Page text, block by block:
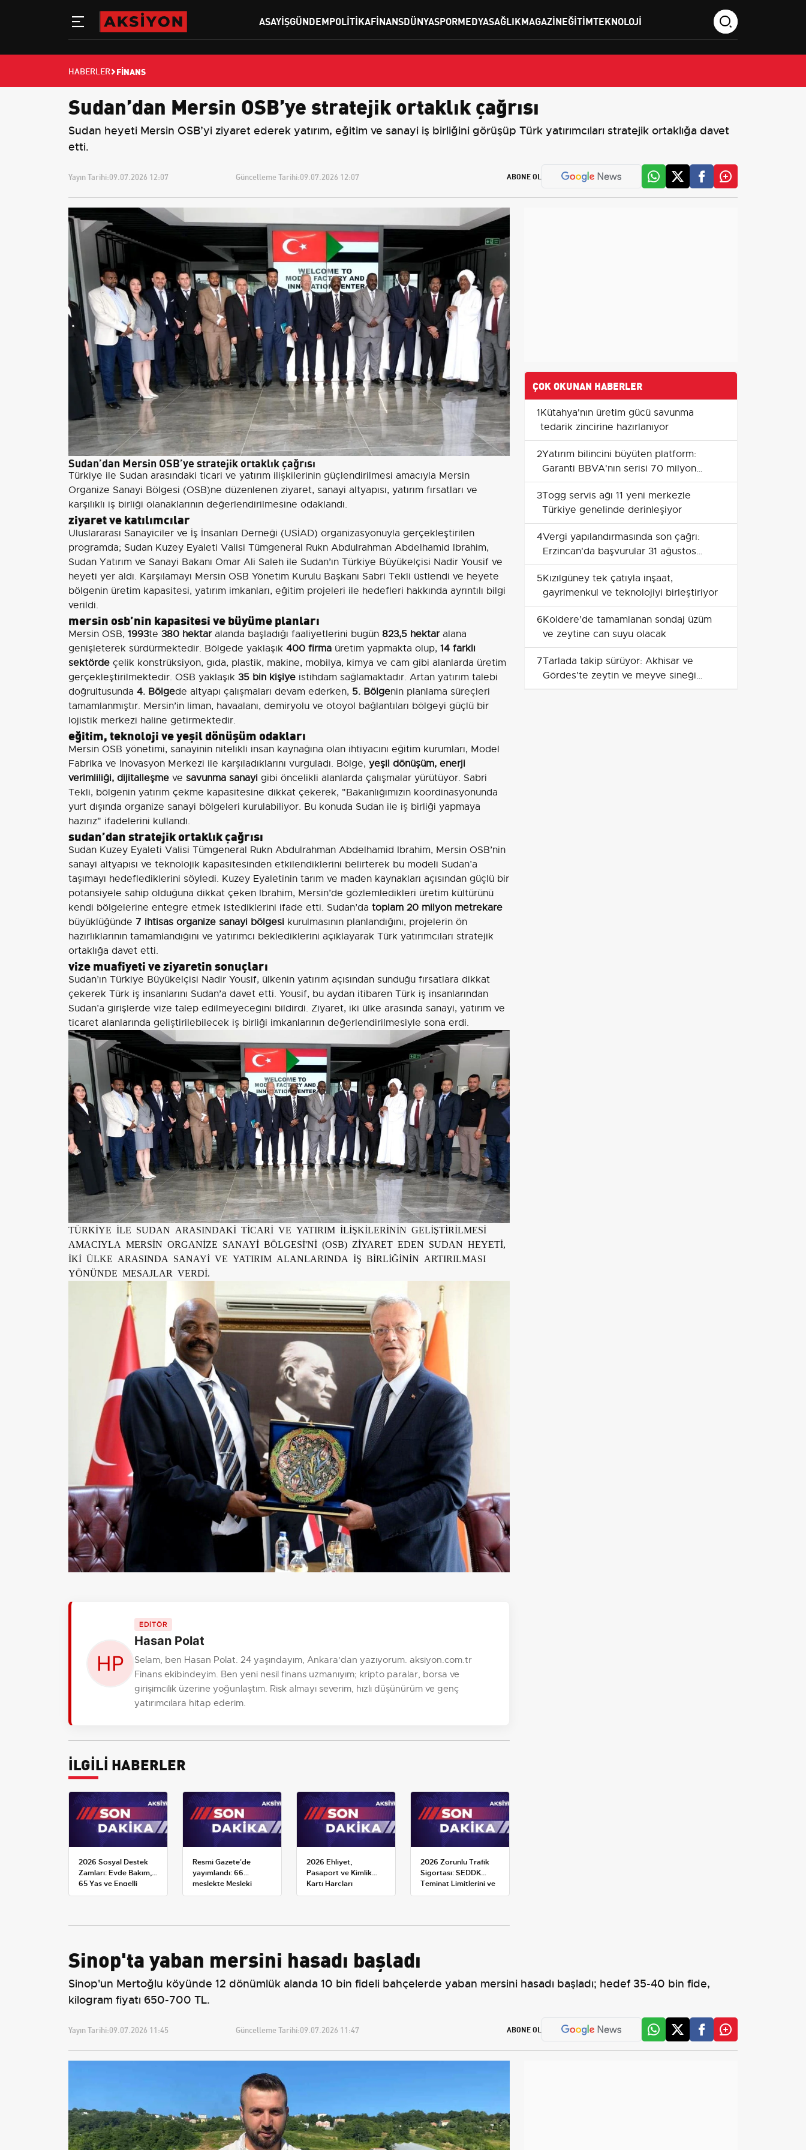
ASAYIŞGÜNDEMPOLITIKAFINANSDÜNYASPORMEDYASAĞLIKMAGAZINEĞITIMTEKNOLOJI
HABERLER FINANS
Sudan’dan Mersin OSB’ye stratejik ortaklık çağrısı
Sudan heyeti Mersin OSB’yi ziyaret ederek yatırım, eğitim ve sanayi iş birliğini görüşüp Türk yatırımcıları stratejik ortaklığa davet
etti.
Yayın Tarihi:09.07.2026 12:07 Güncelleme Tarihi:09.07.2026 12:07 ABONE OL
Sudan’dan Mersin OSB’ye stratejik ortaklık çağrısı
Türkiye ile Sudan arasındaki ticari ve yatırım ilişkilerinin güçlendirilmesi amacıyla Mersin
Organize Sanayi Bölgesi (OSB)ne düzenlenen ziyaret, sanayi altyapısı, yatırım fırsatları ve
karşılıklı iş birliği olanaklarının değerlendirilmesine odaklandı.
ziyaret ve katılımcılar
Uluslararası Sanayiciler ve İş İnsanları Derneği (USİAD) organizasyonuyla gerçekleştirilen
programda; Sudan Kuzey Eyaleti Valisi Tümgeneral Rukn Abdulrahman Abdelhamid Ibrahim,
Sudan Yatırım ve Sanayi Bakanı Omar Ali Saleh ile Sudan’ın Türkiye Büyükelçisi Nadir Yousif ve
heyeti yer aldı. Karşılamayı Mersin OSB Yönetim Kurulu Başkanı Sabri Tekli üstlendi ve heyete
bölgenin üretim kapasitesi, yatırım imkanları, eğitim projeleri ile hedefleri hakkında ayrıntılı bilgi
verildi.
mersin osb’nin kapasitesi ve büyüme planları
Mersin OSB, 1993te 380 hektaralanda başladığı faaliyetlerini bugün 823,5 hektaralana
genişleterek sürdürmektedir. Bölgede yaklaşık 400 firma üretim yapmakta olup, 14 farklı
sektörde çelik konstrüksiyon, gıda, plastik, makine, mobilya, kimya ve cam gibi alanlarda üretim
gerçekleştirilmektedir. OSB yaklaşık 35 bin kişiye istihdam sağlamaktadır. Artan yatırım talebi
doğrultusunda 4. Bölgede altyapı çalışmaları devam ederken, 5. Bölgenin planlama süreçleri
tamamlanmıştır. Mersin’in liman, havaalanı, demiryolu ve otoyol bağlantıları bölgeyi güçlü bir
lojistik merkezi haline getirmektedir.
eğitim, teknoloji ve yeşil dönüşüm odakları
Mersin OSB yönetimi, sanayinin nitelikli insan kaynağına olan ihtiyacını eğitim kurumları, Model
Fabrika ve İnovasyon Merkezi ile karşıladıklarını vurguladı. Bölge, yeşil dönüşüm, enerji
verimliliği, dijitalleşme ve savunma sanayi gibi öncelikli alanlarda çalışmalar yürütüyor. Sabri
Tekli, bölgenin yatırım çekme kapasitesine dikkat çekerek, "Bakanlığımızın koordinasyonunda
yurt dışında organize sanayi bölgeleri kurulabiliyor. Bu konuda Sudan ile iş birliği yapmaya
hazırız" ifadelerini kullandı.
sudan’dan stratejik ortaklık çağrısı
Sudan Kuzey Eyaleti Valisi Tümgeneral Rukn Abdulrahman Abdelhamid Ibrahim, Mersin OSB’nin
sanayi altyapısı ve teknolojik kapasitesinden etkilendiklerini belirterek bu modeli Sudan’a
taşımayı hedeflediklerini söyledi. Kuzey Eyaletinin tarım ve maden kaynakları açısından güçlü bir
potansiyele sahip olduğuna dikkat çeken Ibrahim, Mersin’de gözlemledikleri üretim kültürünü
kendi bölgelerine entegre etmek istediklerini ifade etti. Sudan’da toplam 20 milyon metrekare
büyüklüğünde 7 ihtisas organize sanayi bölgesi kurulmasının planlandığını, projelerin ön
hazırlıklarının tamamlandığını ve yatırımcı beklediklerini açıklayarak Türk yatırımcıları stratejik
ortaklığa davet etti.
vize muafiyeti ve ziyaretin sonuçları
Sudan’ın Türkiye Büyükelçisi Nadir Yousif, ülkenin yatırım açısından sunduğu fırsatlara dikkat
çekerek Türk iş insanlarını Sudan’a davet etti. Yousif, bu aydan itibaren Türk iş insanlarından
Sudan’a girişlerde vize talep edilmeyeceğini bildirdi. Ziyaret, iki ülke arasında sanayi, yatırım ve
ticaret alanlarında geliştirilebilecek iş birliği imkanlarının değerlendirilmesiyle sona erdi.
TÜRKİYE İLE SUDAN ARASINDAKİ TİCARİ VE YATIRIM İLİŞKİLERİNİN GELİŞTİRİLMESİ
AMACIYLA MERSİN ORGANİZE SANAYİ BÖLGESİ'Nİ (OSB) ZİYARET EDEN SUDAN HEYETİ,
İKİ ÜLKE ARASINDA SANAYİ VE YATIRIM ALANLARINDA İŞ BİRLİĞİNİN ARTIRILMASI
YÖNÜNDE MESAJLAR VERDİ.
EDİTÖR
Hasan Polat
Selam, ben Hasan Polat. 24 yaşındayım, Ankara'dan yazıyorum. aksiyon.com.tr
Finans ekibindeyim. Ben yeni nesil finans uzmanıyım; kripto paralar, borsa ve
girişimcilik üzerine yoğunlaştım. Risk almayı severim, hızlı düşünürüm ve genç
yatırımcılara hitap ederim.
İLGİLİ HABERLER
2026 Sosyal Destek
Zamları: Evde Bakım,
65 Yaş ve Engelli
Maaşlarında Yeni
Resmi Gazete'de
yayımlandı: 66
meslekte Mesleki
Yeterlilik Belgesi
2026 Ehliyet,
Pasaport ve Kimlik
Kartı Harçları
Resmileşti: Yeni
2026 Zorunlu Trafik
Sigortası: SEDDK
Teminat Limitlerini ve
Çoklu Araç Tarifesini
ÇOK OKUNAN HABERLER
1Kütahya'nın üretim gücü savunma
tedarik zincirine hazırlanıyor
2Yatırım bilincini büyüten platform:
Garanti BBVA'nın serisi 70 milyon
izlenmeye ulaştı
3Togg servis ağı 11 yeni merkezle
Türkiye genelinde derinleşiyor
4Vergi yapılandırmasında son çağrı:
Erzincan'da başvurular 31 ağustos
2026'ya kadar
5Kızılgüney tek çatıyla inşaat,
gayrimenkul ve teknolojiyi birleştiriyor
6Koldere’de tamamlanan sondaj üzüm
ve zeytine can suyu olacak
7Tarlada takip sürüyor: Akhisar ve
Gördes'te zeytin ve meyve sineği
gözetimi
Sinop'ta yaban mersini hasadı başladı
Sinop'un Mertoğlu köyünde 12 dönümlük alanda 10 bin fideli bahçelerde yaban mersini hasadı başladı; hedef 35-40 bin fide,
kilogram fiyatı 650-700 TL.
Yayın Tarihi:09.07.2026 11:45 Güncelleme Tarihi:09.07.2026 11:47 ABONE OL